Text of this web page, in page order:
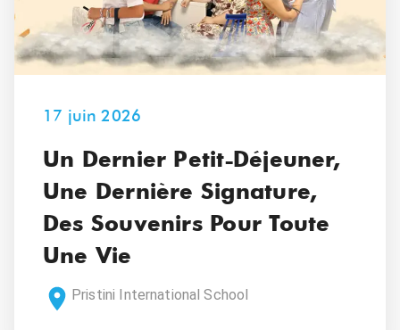
17 juin 2026
Un Dernier Petit-Déjeuner,
Une Dernière Signature,
Des Souvenirs Pour Toute
Une Vie
Pristini International School